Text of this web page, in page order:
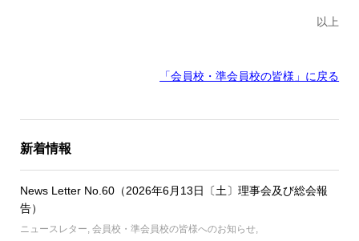
以上
「会員校・準会員校の皆様」に戻る
新着情報
News Letter No.60（2026年6月13日〔土〕理事会及び総会報
告）
ニュースレター 会員校・準会員校の皆様へのお知らせ